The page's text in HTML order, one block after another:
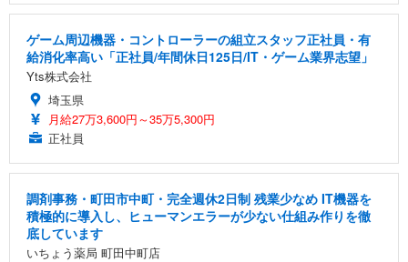
ゲーム周辺機器・コントローラーの組立スタッフ正社員・有
給消化率高い「正社員/年間休日125日/IT・ゲーム業界志望」
Yts株式会社
埼玉県
月給27万3,600円～35万5,300円
正社員
調剤事務・町田市中町・完全週休2日制 残業少なめ IT機器を
積極的に導入し、ヒューマンエラーが少ない仕組み作りを徹
底しています
いちょう薬局 町田中町店